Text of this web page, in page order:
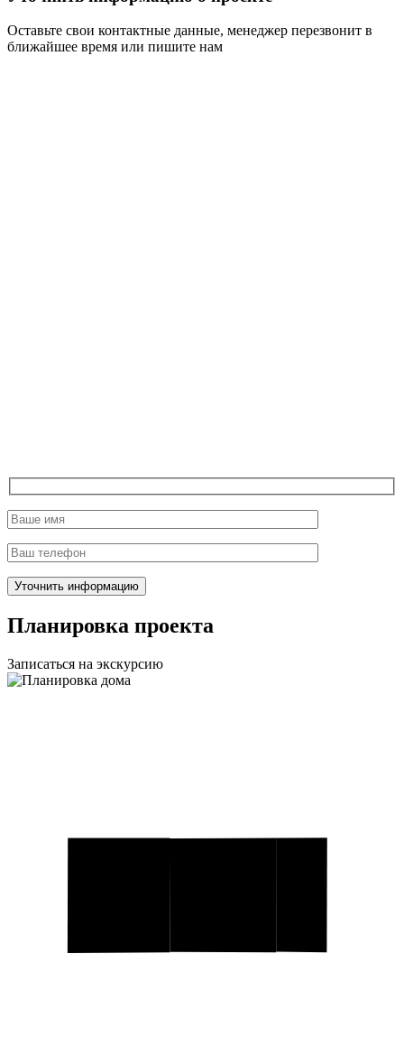
Оставьте свои контактные данные, менеджер перезвонит в
ближайшее время или пишите нам
Планировка проекта
Записаться на экскурсию